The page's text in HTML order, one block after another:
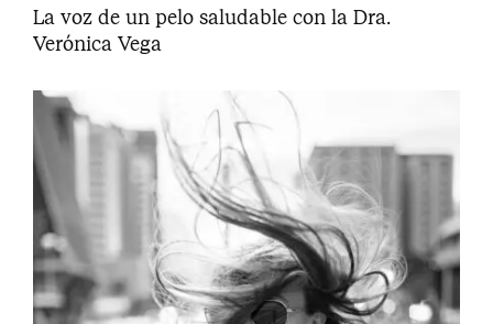
La voz de un pelo saludable con la Dra.
Verónica Vega